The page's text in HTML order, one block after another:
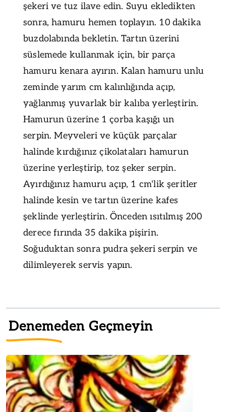
şekeri ve tuz ilave edin. Suyu ekledikten
sonra, hamuru hemen toplayın. 10 dakika
buzdolabında bekletin. Tartın üzerini
süslemede kullanmak için, bir parça
hamuru kenara ayırın. Kalan hamuru unlu
zeminde yarım cm kalınlığında açıp,
yağlanmış yuvarlak bir kalıba yerleştirin.
Hamurun üzerine 1 çorba kaşığı un
serpin. Meyveleri ve küçük parçalar
halinde kırdığınız çikolataları hamurun
üzerine yerleştirip, toz şeker serpin.
Ayırdığınız hamuru açıp, 1 cm'lik şeritler
halinde kesin ve tartın üzerine kafes
şeklinde yerleştirin. Önceden ısıtılmış 200
derece fırında 35 dakika pişirin.
Soğuduktan sonra pudra şekeri serpin ve
dilimleyerek servis yapın.
Denemeden Geçmeyin